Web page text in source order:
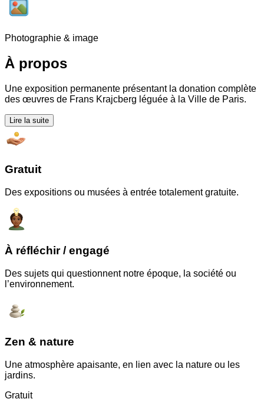
Photographie & image
À propos
Une exposition permanente présentant la donation complète
des œuvres de Frans Krajcberg léguée à la Ville de Paris.
Lire la suite
Gratuit
Des expositions ou musées à entrée totalement gratuite.
À réfléchir / engagé
Des sujets qui questionnent notre époque, la société ou
l’environnement.
Zen & nature
Une atmosphère apaisante, en lien avec la nature ou les
jardins.
Gratuit